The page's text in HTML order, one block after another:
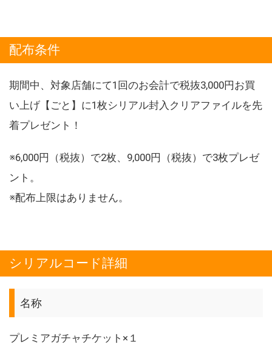
配布条件
期間中、対象店舗にて1回のお会計で税抜3,000円お買
い上げ【ごと】に1枚シリアル封入クリアファイルを先
着プレゼント！
※6,000円（税抜）で2枚、9,000円（税抜）で3枚プレゼ
ント。
※配布上限はありません。
シリアルコード詳細
名称
プレミアガチャチケット×１